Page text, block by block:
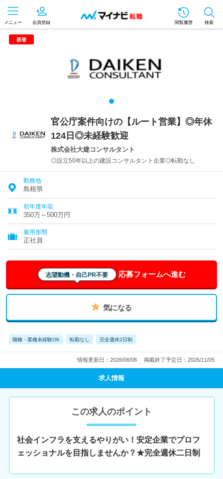
メニュー 会員登録 閲覧履歴 検索
新着
官公庁案件向けの【ルート営業】◎年休
124日◎未経験歓迎
株式会社大建コンサルタント
◎設立50年以上の建設コンサルタント企業◎転勤なし
勤務地
島根県
初年度年収
350万～500万円
雇用形態
正社員
志望動機・自己PR不要 応募フォームへ進む
気になる
職種・業種未経験OK 転勤なし 完全週休2日制
情報更新日：2026/06/08 掲載終了予定日：2026/11/05
求人情報
この求人のポイント
社会インフラを支えるやりがい！安定企業でプロフ
ェッショナルを目指しませんか？★完全週休二日制